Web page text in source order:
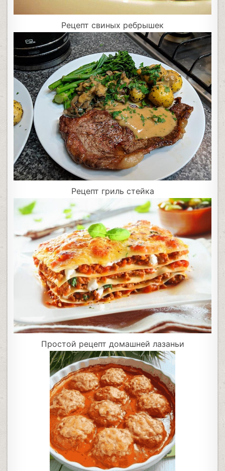
Рецепт свиных ребрышек
Рецепт гриль стейка
Простой рецепт домашней лазаньи